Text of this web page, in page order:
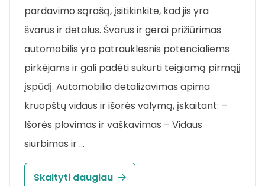
pardavimo sąrašą, įsitikinkite, kad jis yra
švarus ir detalus. Švarus ir gerai prižiūrimas
automobilis yra patrauklesnis potencialiems
pirkėjams ir gali padėti sukurti teigiamą pirmąjį
įspūdį. Automobilio detalizavimas apima
kruopštų vidaus ir išorės valymą, įskaitant: –
Išorės plovimas ir vaškavimas – Vidaus
siurbimas ir …
Skaityti daugiau